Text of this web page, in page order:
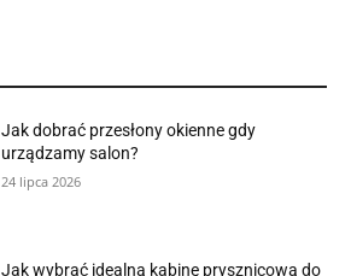
Jak dobrać przesłony okienne gdy
urządzamy salon?
24 lipca 2026
Jak wybrać idealną kabinę prysznicową do